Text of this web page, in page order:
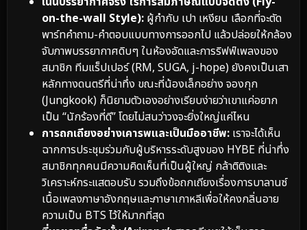
on-the-wall Style): ผู้กำกับ เปา เหงียน เลือกที่จะตัด
พาร์ทคำถาม-คำตอบแบบทางการออกไป แล้วปล่อยให้กล้อง
จับภาพบรรยากาศดิบๆ ในห้องอัดและการริฟฟ์เพลงของ
สมาชิก ทีมแร็ปเปอร์ (RM, SUGA, j-hope) ยังคงเป็นเสา
หลักทางดนตรีที่น่าทึ่ง ขณะที่น้องเล็กอย่าง จองกุก
(Jungkook) ก็นิยามตัวเองอย่างเรียบง่ายว่าเขาแค่อยาก
เป็น “นักร้องที่ดี” โดยไม่สนว่าวงจะยิ่งใหญ่แค่ไหน
การถกเถียงอย่างเคารพและเป็นมืออาชีพ: เราจะได้เห็น
ฉากการประชุมร่วมกับผู้บริหารระดับสูงของ HYBE ที่น่าทึ่ง
สมาชิกทุกคนมีความคิดเห็นที่เป็นผู้ใหญ่ กล้าติติงและ
วิเคราะห์กระแสตอบรับ รวมถึงข้อถกเถียงเรื่องการบาลานซ์
เนื้อเพลงภาษาอังกฤษและภาษาเกาหลีเพื่อให้คงกลิ่นอาย
ความเป็น BTS ไว้ให้มากที่สุด